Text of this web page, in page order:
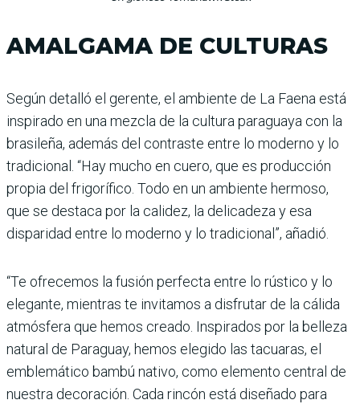
AMALGAMA DE CULTURAS
Según detalló el gerente, el ambiente de La Faena está
inspirado en una mezcla de la cultura paraguaya con la
bra­sileña, además del contraste entre lo moderno y lo
tradicio­nal. “Hay mucho en cuero, que es producción
propia del fri­gorífico. Todo en un ambiente hermoso,
que se destaca por la calidez, la delicadeza y esa
disparidad entre lo moderno y lo tradicional”, añadió.
“Te ofrecemos la fusión per­fecta entre lo rústico y lo
ele­gante, mientras te invitamos a disfrutar de la cálida
atmós­fera que hemos creado. Inspi­rados por la belleza
natural de Paraguay, hemos elegido las tacuaras, el
emblemá­tico bambú nativo, como ele­mento central de
nuestra decoración. Cada rincón está diseñado para